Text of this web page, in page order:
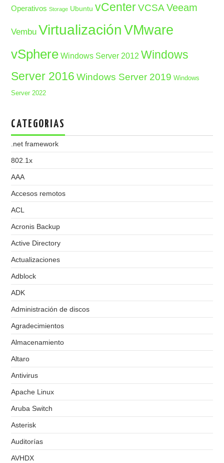
Operativos Storage Ubuntu vCenter VCSA Veeam
Vembu Virtualización VMware
vSphere Windows Server 2012 Windows
Server 2016 Windows Server 2019 Windows
Server 2022
CATEGORIAS
.net framework
802.1x
AAA
Accesos remotos
ACL
Acronis Backup
Active Directory
Actualizaciones
Adblock
ADK
Administración de discos
Agradecimientos
Almacenamiento
Altaro
Antivirus
Apache Linux
Aruba Switch
Asterisk
Auditorías
AVHDX